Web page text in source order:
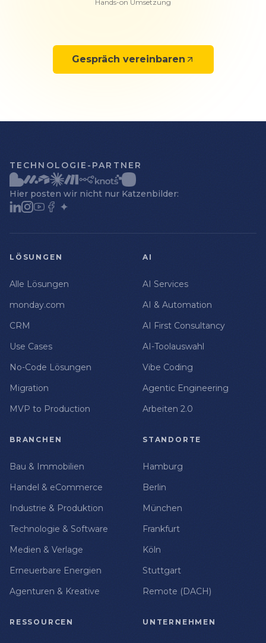
Hands-on Umsetzung
Gespräch vereinbaren
TECHNOLOGIE-PARTNER
Hier posten wir nicht nur Katzenbilder:
LÖSUNGEN
Alle Lösungen
monday.com
CRM
Use Cases
No-Code Lösungen
Migration
MVP to Production
AI
AI Services
AI & Automation
AI First Consultancy
AI-Toolauswahl
Vibe Coding
Agentic Engineering
Arbeiten 2.0
BRANCHEN
Bau & Immobilien
Handel & eCommerce
Industrie & Produktion
Technologie & Software
Medien & Verlage
Erneuerbare Energien
Agenturen & Kreative
STANDORTE
Hamburg
Berlin
München
Frankfurt
Köln
Stuttgart
Remote (DACH)
RESSOURCEN UNTERNEHMEN